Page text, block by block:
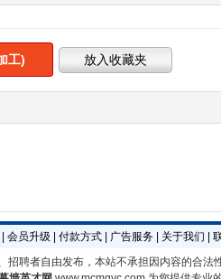
工)
会员升级 付款方式| 广告服务| 关于我们
招聘者自由发布，本站不承担因内容的合法